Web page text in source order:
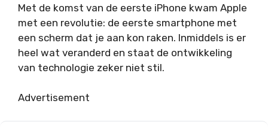
Met de komst van de eerste iPhone kwam Apple
met een revolutie: de eerste smartphone met
een scherm dat je aan kon raken. Inmiddels is er
heel wat veranderd en staat de ontwikkeling
van technologie zeker niet stil.
Advertisement